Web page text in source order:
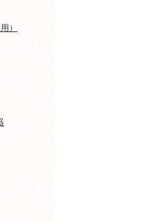
）